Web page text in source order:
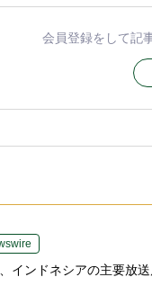
会員登録をして記
インドネシアの主要放